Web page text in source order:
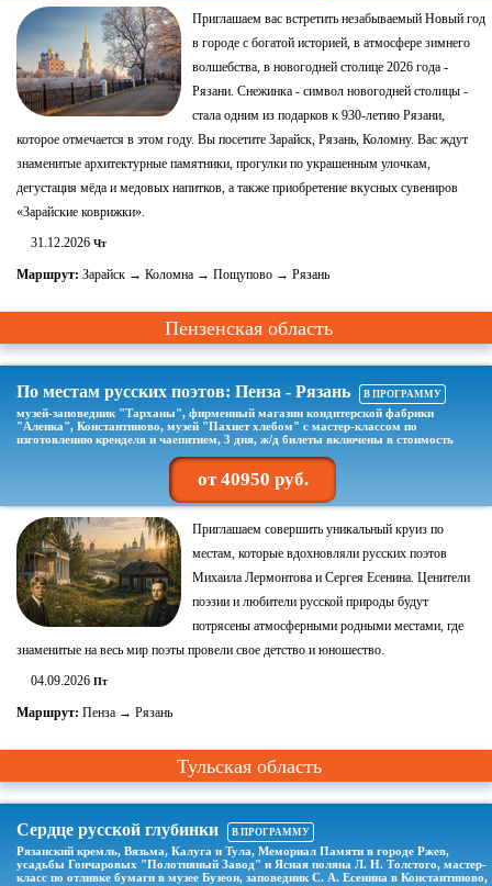
Приглашаем вас встретить незабываемый Новый год
в городе с богатой историей, в атмосфере зимнего
волшебства, в новогодней столице 2026 года -
Рязани. Снежинка - символ новогодней столицы -
стала одним из подарков к 930-летию Рязани,
которое отмечается в этом году. Вы посетите Зарайск, Рязань, Коломну. Вас ждут
знаменитые архитектурные памятники, прогулки по украшенным улочкам,
дегустация мёда и медовых напитков, а также приобретение вкусных сувениров
«Зарайские коврижки».
31.12.2026 Чт
Маршрут: Зарайск → Коломна → Пощупово → Рязань
Пензенская область
По местам русских поэтов: Пенза - Рязань В ПРОГРАММУ
музей-заповедник "Тарханы", фирменный магазин кондитерской фабрики
"Аленка", Константиново, музей "Пахнет хлебом" с мастер-классом по
изготовлению кренделя и чаепитием, 3 дня, ж/д билеты включены в стоимость
от 40950 руб.
Приглашаем совершить уникальный круиз по
местам, которые вдохновляли русских поэтов
Михаила Лермонтова и Сергея Есенина. Ценители
поэзии и любители русской природы будут
потрясены атмосферными родными местами, где
знаменитые на весь мир поэты провели свое детство и юношество.
04.09.2026 Пт
Маршрут: Пенза → Рязань
Тульская область
Сердце русской глубинки В ПРОГРАММУ
Рязанский кремль, Вязьма, Калуга и Тула, Мемориал Памяти в городе Ржев,
усадьбы Гончаровых "Полотняный Завод" и Ясная поляна Л. Н. Толстого, мастер-
класс по отливке бумаги в музее Бузеон, заповедник С. А. Есенина в Константиново,